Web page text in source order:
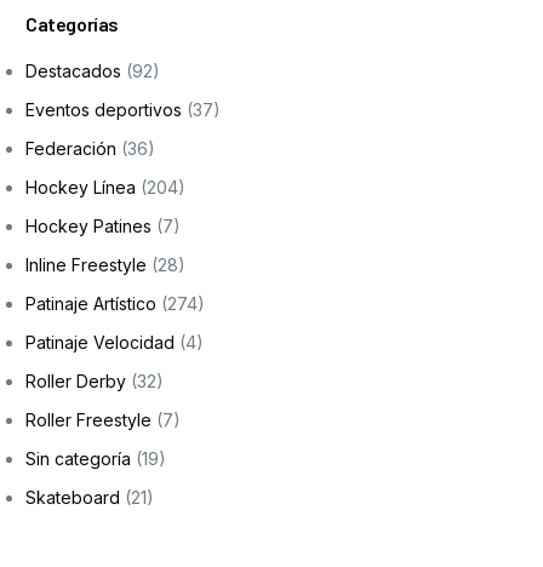
Categorías
Destacados (92)
Eventos deportivos (37)
Federación (36)
Hockey Línea (204)
Hockey Patines (7)
Inline Freestyle (28)
Patinaje Artístico (274)
Patinaje Velocidad (4)
Roller Derby (32)
Roller Freestyle (7)
Sin categoría (19)
Skateboard (21)